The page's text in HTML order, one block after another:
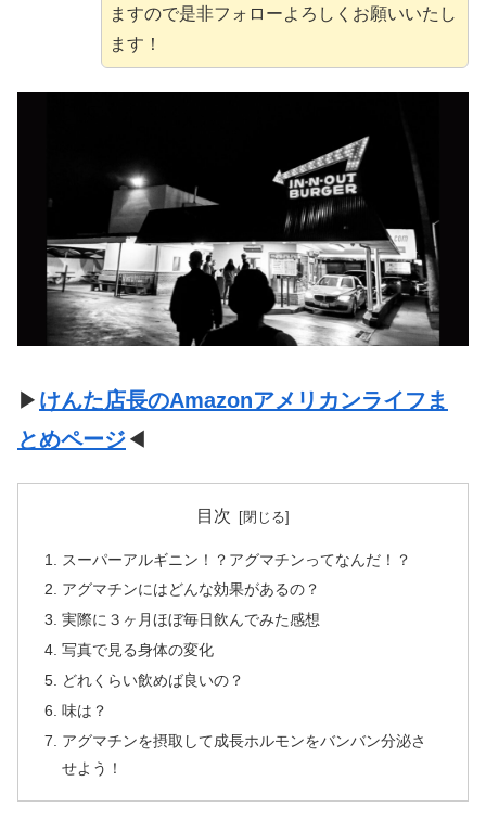
ますので是非フォローよろしくお願いいたし
ます！
▶ けんた店長のAmazonアメリカンライフま
とめページ◀
目次
スーパーアルギニン！？アグマチンってなんだ！？
アグマチンにはどんな効果があるの？
実際に３ヶ月ほぼ毎日飲んでみた感想
写真で見る身体の変化
どれくらい飲めば良いの？
味は？
アグマチンを摂取して成長ホルモンをバンバン分泌さ
せよう！